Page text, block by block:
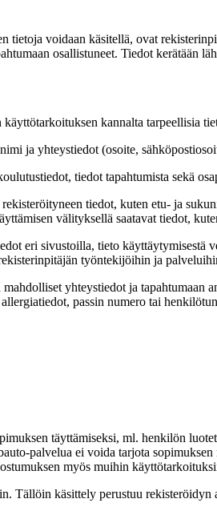
voidaan käsitellä, ovat
osallistuneet. Tiedot kerätään
kannalta tarpeellisia
ja yhteystiedot (osoite,
tiedot tapahtumista sekä
tiedot, kuten etu- ja
välityksellä saatavat tiedot,
eri sivustoilla, tieto
työntekijöihin ja
yhteystiedot ja tapahtumaan
passin numero tai
täyttämiseksi, ml. henkilön
palvelua ei voida tarjota
myös muihin
käsittely perustuu